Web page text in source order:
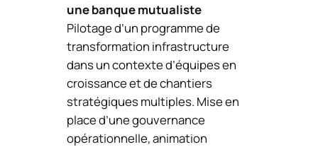
une banque mutualiste
Pilotage d’un programme de
transformation infrastructure
dans un contexte d’équipes en
croissance et de chantiers
stratégiques multiples. Mise en
place d’une gouvernance
opérationnelle, animation